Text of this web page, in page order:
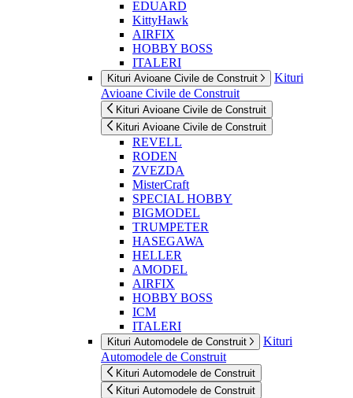
EDUARD
KittyHawk
AIRFIX
HOBBY BOSS
ITALERI
Kituri Avioane Civile de Construit
Kituri
Avioane Civile de Construit
Kituri Avioane Civile de Construit
Kituri Avioane Civile de Construit
REVELL
RODEN
ZVEZDA
MisterCraft
SPECIAL HOBBY
BIGMODEL
TRUMPETER
HASEGAWA
HELLER
AMODEL
AIRFIX
HOBBY BOSS
ICM
ITALERI
Kituri Automodele de Construit
Kituri
Automodele de Construit
Kituri Automodele de Construit
Kituri Automodele de Construit